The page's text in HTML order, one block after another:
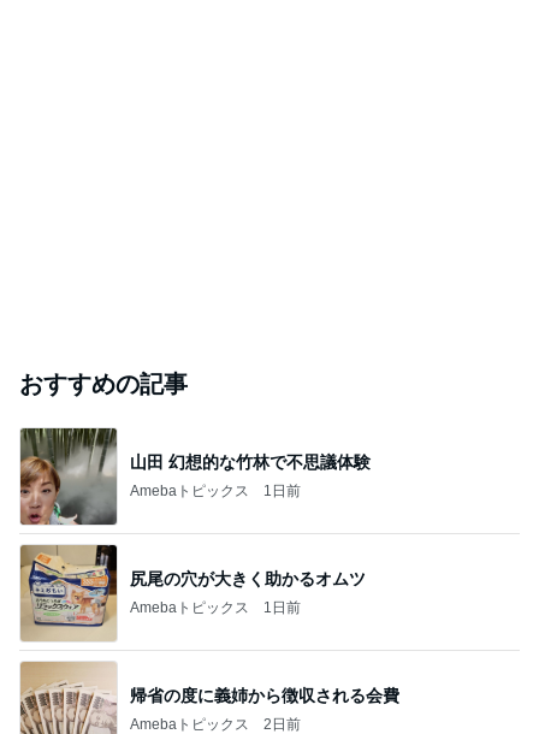
おすすめの記事
山田 幻想的な竹林で不思議体験
Amebaトピックス 1日前
尻尾の穴が大きく助かるオムツ
Amebaトピックス 1日前
帰省の度に義姉から徴収される会費
Amebaトピックス 2日前